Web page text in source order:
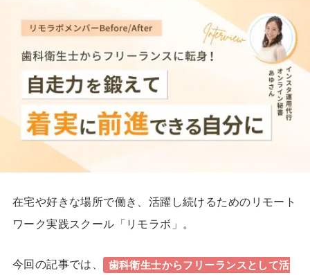
在宅や好きな場所で働き、活躍し続けるためのリモート
ワーク実践スクール「リモラボ」。
今回の記事では、
歯科衛生士からフリーランスとして活